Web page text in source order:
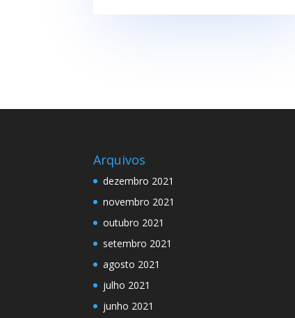
Arquivos
dezembro 2021
novembro 2021
outubro 2021
setembro 2021
agosto 2021
julho 2021
junho 2021